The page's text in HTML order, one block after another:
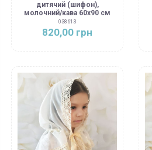
дитячий (шифон),
молочний/кава 60х90 см
038613
820,00 грн